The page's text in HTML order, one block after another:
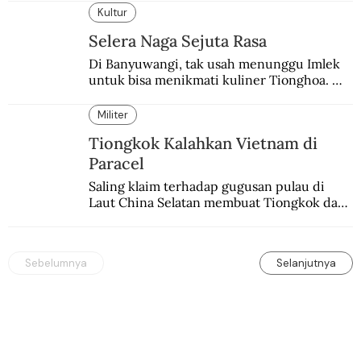
Yunani.
Kultur
Selera Naga Sejuta Rasa
Di Banyuwangi, tak usah menunggu Imlek
untuk bisa menikmati kuliner Tionghoa.
pekan.
Militer
Tiongkok Kalahkan Vietnam di
Paracel
Saling klaim terhadap gugusan pulau di
Laut China Selatan membuat Tiongkok dan
Sebelumnya Selanjutnya